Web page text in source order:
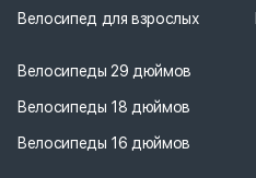
Велосипед для взрослых
Велосипеды 29 дюймов
Велосипеды 18 дюймов
Велосипеды 16 дюймов